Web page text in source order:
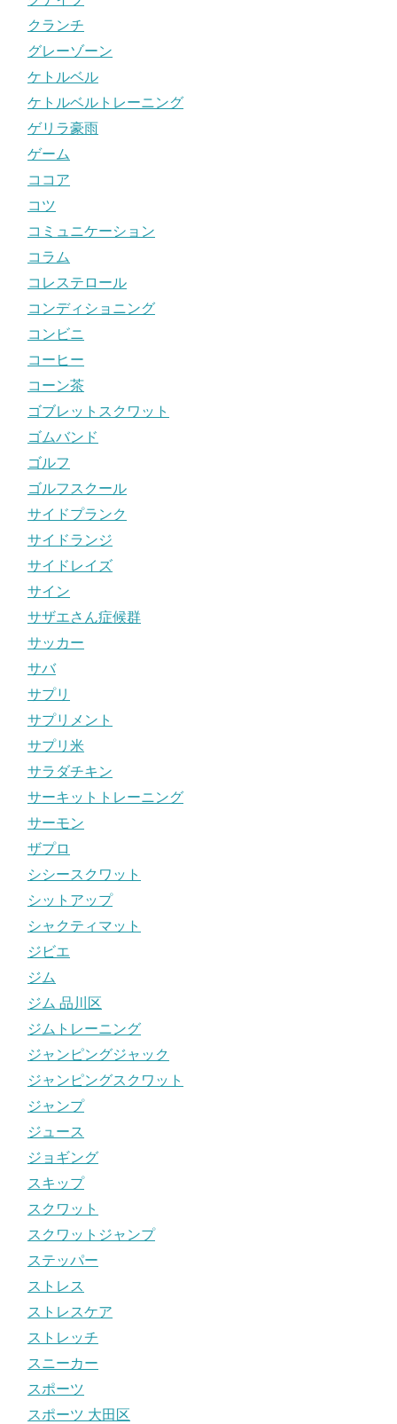
クランチ
グレーゾーン
ケトルベル
ケトルベルトレーニング
ゲリラ豪雨
ゲーム
ココア
コツ
コミュニケーション
コラム
コレステロール
コンディショニング
コンビニ
コーヒー
コーン茶
ゴブレットスクワット
ゴムバンド
ゴルフ
ゴルフスクール
サイドプランク
サイドランジ
サイドレイズ
サイン
サザエさん症候群
サッカー
サバ
サプリ
サプリメント
サプリ米
サラダチキン
サーキットトレーニング
サーモン
ザプロ
シシースクワット
シットアップ
シャクティマット
ジビエ
ジム
ジム 品川区
ジムトレーニング
ジャンピングジャック
ジャンピングスクワット
ジャンプ
ジュース
ジョギング
スキップ
スクワット
スクワットジャンプ
ステッパー
ストレス
ストレスケア
ストレッチ
スニーカー
スポーツ
スポーツ 大田区